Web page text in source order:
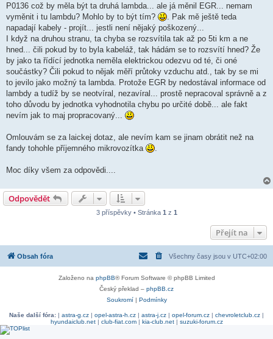
P0136 což by měla být ta druhá lambda... ale já měnil EGR... nemam
vyměnit i tu lambdu? Mohlo by to být tím?
. Pak mě ještě teda
napadají kabely - projít... jestli není nějaký poškozený...
I když na druhou stranu, ta chyba se rozsvítila tak až po 5ti km a ne
hned... čili pokud by to byla kabeláž, tak hádám se to rozsvítí hned? Že
by jako ta řídící jednotka neměla elektrickou odezvu od té, či oné
součástky? Čili pokud to nějak měří průtoky vzduchu atd., tak by se mi
to jevilo jako možný ta lambda. Protože EGR by nedostával informace od
lambdy a tudíž by se neotvíral, nezavíral... prostě nepracoval správně a z
toho důvodu by jednotka vyhodnotila chybu po určité době... ale fakt
nevím jak to maj propracovaný...
Omlouvám se za laickej dotaz, ale nevím kam se jinam obrátit než na
fandy tohohle příjemného mikrovozítka
Moc díky všem za odpovědi....
Odpovědět
3 příspěvky • Stránka 1 z 1
Přejít na
Obsah fóra Všechny časy jsou v UTC+02:00
Založeno na phpBB® Forum Software © phpBB Limited
Český překlad – phpBB.cz
Soukromí| Podmínky
Naše další fóra: | astra-g.cz | opel-astra-h.cz | astra-j.cz | opel-forum.cz | chevroletclub.cz |
hyundaiclub.net| club-fiat.com| kia-club.net| suzuki-forum.cz